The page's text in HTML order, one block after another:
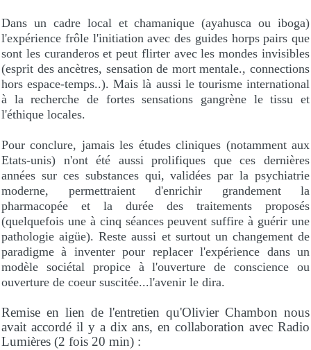
Dans un cadre local et chamanique (ayahusca ou iboga)
l'expérience frôle l'initiation avec des guides horps pairs que
sont les curanderos et peut flirter avec les mondes invisibles
(esprit des ancètres, sensation de mort mentale., connections
hors espace-temps..). Mais là aussi le tourisme international
à la recherche de fortes sensations gangrène le tissu et
l'éthique locales.
Pour conclure, jamais les études cliniques (notamment aux
Etats-unis) n'ont été aussi prolifiques que ces dernières
années sur ces substances qui, validées par la psychiatrie
moderne, permettraient d'enrichir grandement la
pharmacopée et la durée des traitements proposés
(quelquefois une à cinq séances peuvent suffire à guérir une
pathologie aigüe). Reste aussi et surtout un changement de
paradigme à inventer pour replacer l'expérience dans un
modèle sociétal propice à l'ouverture de conscience ou
ouverture de coeur suscitée...l'avenir le dira.
Remise en lien de l'entretien qu'Olivier Chambon nous
avait accordé il y a dix ans, en collaboration avec Radio
Lumières (2 fois 20 min) :